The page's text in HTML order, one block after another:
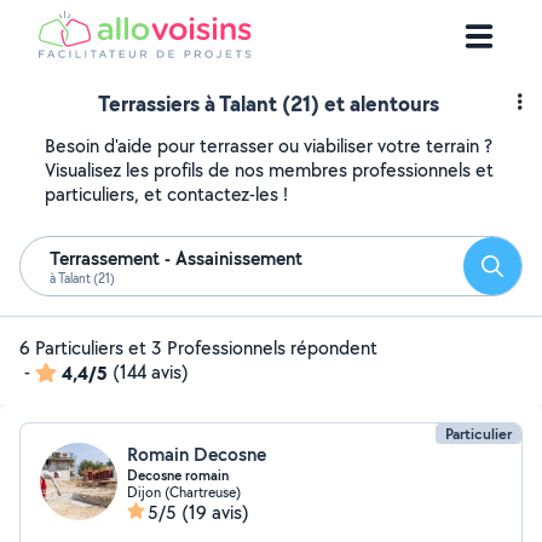
Terrassiers à Talant (21) et alentours
Besoin d'aide pour terrasser ou viabiliser votre terrain ?
Visualisez les profils de nos membres professionnels et
particuliers, et contactez-les !
Terrassement - Assainissement
à Talant (21)
6 Particuliers et 3 Professionnels répondent
-
4,4/5 (144 avis)
Particulier
Romain Decosne
Decosne romain
Dijon (Chartreuse)
5/5 (19 avis)